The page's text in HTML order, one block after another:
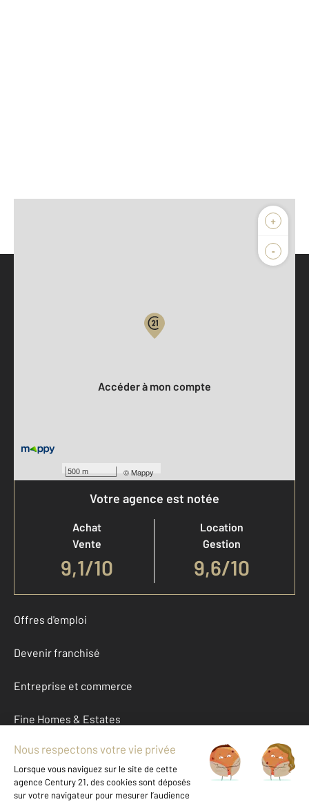
+
-
500 m ©Mappy
Accéder à mon compte
Votre agence est notée
Achat
Vente
9,1/10
Location
Gestion
9,6/10
Offres d'emploi
Devenir franchisé
Entreprise et commerce
Fine Homes & Estates
À propos
International